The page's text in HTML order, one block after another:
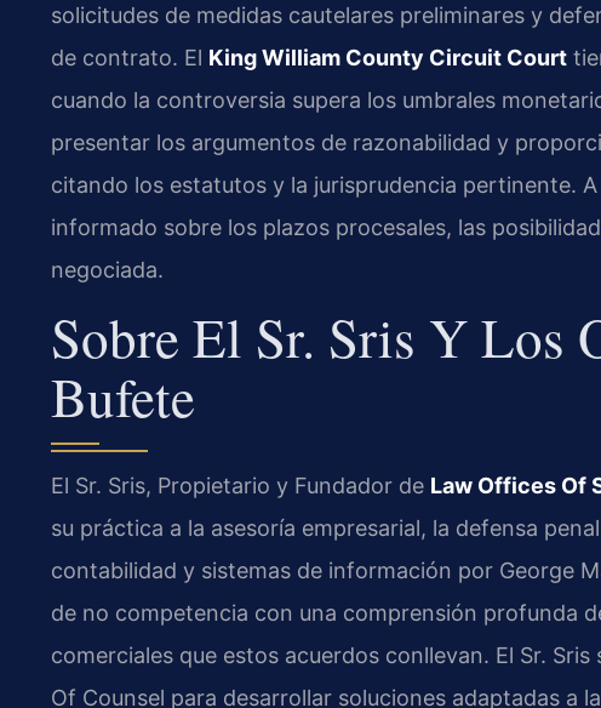
solicitudes de medidas cautelares preliminares y
de contrato. El King William County Circuit Court
cuando la controversia supera los umbrales
presentar los argumentos de razonabilidad y
citando los estatutos y la jurisprudencia pertinente.
informado sobre los plazos procesales, las
negociada.
Sobre El Sr. Sris Y Los
Bufete
El Sr. Sris, Propietario y Fundador de Law Offices Of
su práctica a la asesoría empresarial, la defensa
contabilidad y sistemas de información por George
de no competencia con una comprensión profunda
comerciales que estos acuerdos conllevan. El Sr.
Of Counsel para desarrollar soluciones adaptadas a